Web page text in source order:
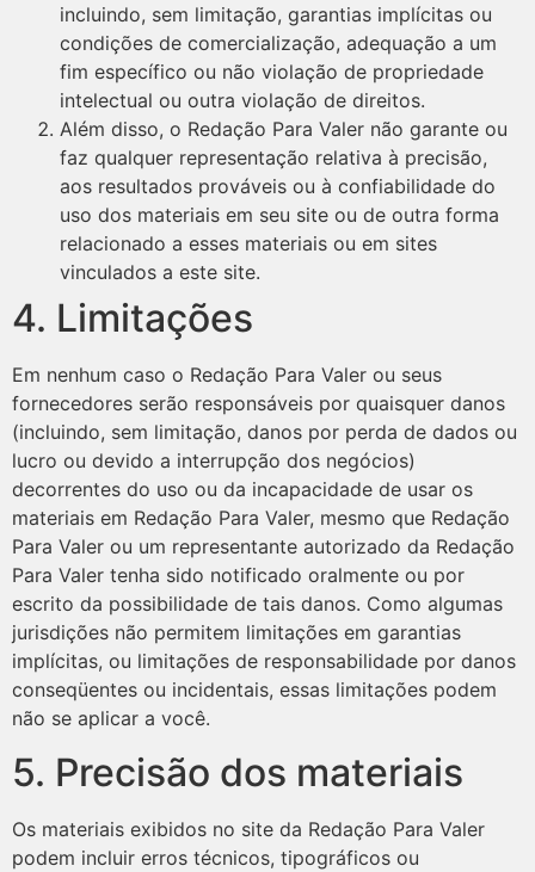
incluindo, sem limitação, garantias implícitas ou
condições de comercialização, adequação a um
fim específico ou não violação de propriedade
intelectual ou outra violação de direitos.
Além disso, o Redação Para Valer não garante ou
faz qualquer representação relativa à precisão,
aos resultados prováveis ​​ou à confiabilidade do
uso dos materiais em seu site ou de outra forma
relacionado a esses materiais ou em sites
vinculados a este site.
4. Limitações
Em nenhum caso o Redação Para Valer ou seus
fornecedores serão responsáveis ​​por quaisquer danos
(incluindo, sem limitação, danos por perda de dados ou
lucro ou devido a interrupção dos negócios)
decorrentes do uso ou da incapacidade de usar os
materiais em Redação Para Valer, mesmo que Redação
Para Valer ou um representante autorizado da Redação
Para Valer tenha sido notificado oralmente ou por
escrito da possibilidade de tais danos. Como algumas
jurisdições não permitem limitações em garantias
implícitas, ou limitações de responsabilidade por danos
conseqüentes ou incidentais, essas limitações podem
não se aplicar a você.
5. Precisão dos materiais
Os materiais exibidos no site da Redação Para Valer
podem incluir erros técnicos, tipográficos ou